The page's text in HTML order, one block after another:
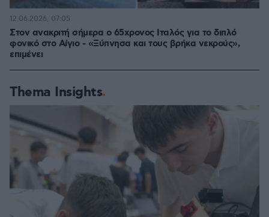
Στον ανακριτή σήμερα ο 65χρονος Ιταλός για το διπλό
φονικό στο Αίγιο - «Ξύπνησα και τους βρήκα νεκρούς»,
επιμένει
12.06.2026, 07:05
Thema Insights